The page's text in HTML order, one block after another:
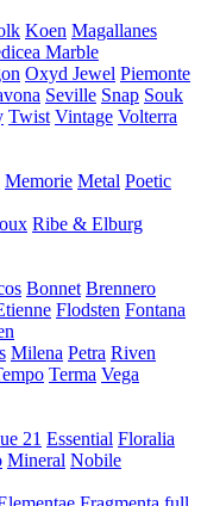
Koen Magallanes
Marble
Oxyd Jewel Piemonte
Seville Snap Souk
Twist Vintage Volterra
Memorie Metal Poetic
Ribe & Elburg
Bonnet Brennero
Flodsten Fontana
Milena Petra Riven
Terma Vega
21 Essential Floralia
Mineral Nobile